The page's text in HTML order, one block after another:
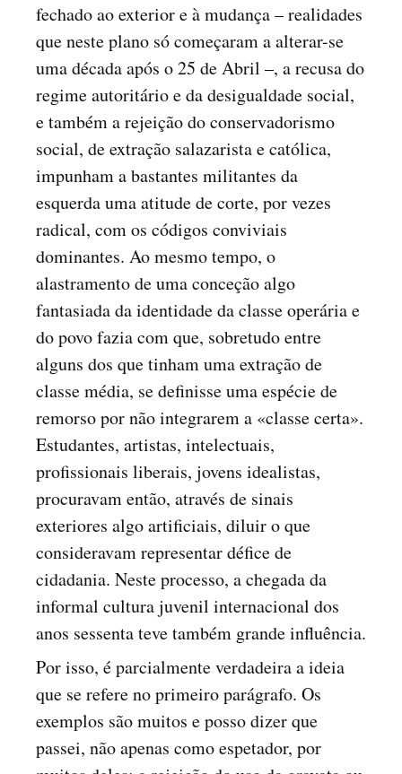
fechado ao exterior e à mudança – realidades
que neste plano só começaram a alterar-se
uma década após o 25 de Abril –, a recusa do
regime autoritário e da desigualdade social,
e também a rejeição do conservadorismo
social, de extração salazarista e católica,
impunham a bastantes militantes da
esquerda uma atitude de corte, por vezes
radical, com os códigos conviviais
dominantes. Ao mesmo tempo, o
alastramento de uma conceção algo
fantasiada da identidade da classe operária e
do povo fazia com que, sobretudo entre
alguns dos que tinham uma extração de
classe média, se definisse uma espécie de
remorso por não integrarem a «classe certa».
Estudantes, artistas, intelectuais,
profissionais liberais, jovens idealistas,
procuravam então, através de sinais
exteriores algo artificiais, diluir o que
consideravam representar défice de
cidadania. Neste processo, a chegada da
informal cultura juvenil internacional dos
anos sessenta teve também grande influência.
Por isso, é parcialmente verdadeira a ideia
que se refere no primeiro parágrafo. Os
exemplos são muitos e posso dizer que
passei, não apenas como espetador, por